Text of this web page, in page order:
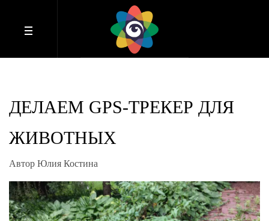
ДЕЛАЕМ GPS-ТРЕКЕР ДЛЯ
ЖИВОТНЫХ
Автор Юлия Костина